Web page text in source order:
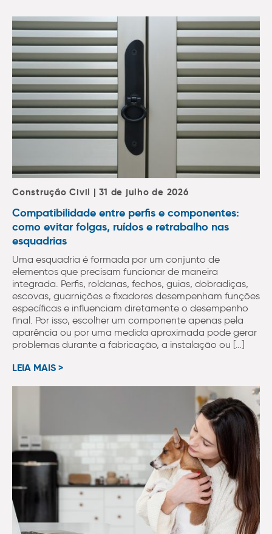
Construção Civil | 31 de julho de 2026
Compatibilidade entre perfis e componentes:
como evitar folgas, ruídos e retrabalho nas
esquadrias
Uma esquadria é formada por um conjunto de
elementos que precisam funcionar de maneira
integrada. Perfis, roldanas, fechos, guias, dobradiças,
escovas, guarnições e fixadores desempenham funções
específicas e influenciam diretamente o desempenho
final. Por isso, escolher um componente apenas pela
aparência ou por uma medida aproximada pode gerar
problemas durante a fabricação, a instalação ou […]
LEIA MAIS >